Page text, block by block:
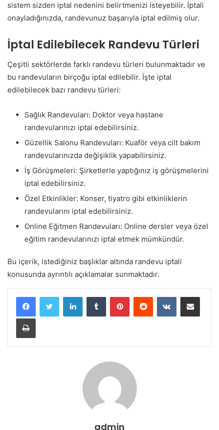
sistem sizden iptal nedenini belirtmenizi isteyebilir. İptali
onayladığınızda, randevunuz başarıyla iptal edilmiş olur.
İptal Edilebilecek Randevu Türleri
Çeşitli sektörlerde farklı randevu türleri bulunmaktadır ve
bu randevuların birçoğu iptal edilebilir. İşte iptal
edilebilecek bazı randevu türleri:
Sağlık Randevuları: Doktor veya hastane
randevularınızı iptal edebilirsiniz.
Güzellik Salonu Randevuları: Kuaför veya cilt bakım
randevularınızda değişiklik yapabilirsiniz.
İş Görüşmeleri: Şirketlerle yaptığınız iş görüşmelerini
iptal edebilirsiniz.
Özel Etkinlikler: Konser, tiyatro gibi etkinliklerin
randevularını iptal edebilirsiniz.
Online Eğitmen Randevuları: Online dersler veya özel
eğitim randevularınızı iptal etmek mümkündür.
Bu içerik, istediğiniz başlıklar altında randevu iptali
konusunda ayrıntılı açıklamalar sunmaktadır.
LinkedInTumblr PinterestReddit VKontakteE-Posta ile paylaş
Yazdır
admin